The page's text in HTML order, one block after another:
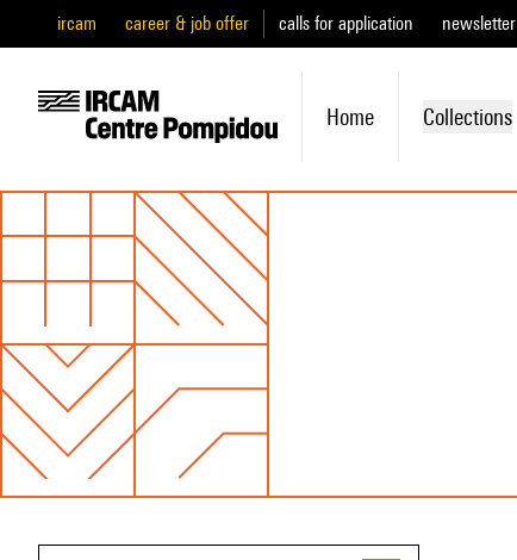
ircam career & job offer calls for application newsletter
Home Collections